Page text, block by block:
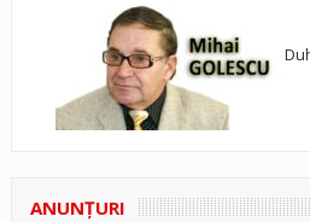
ANUNŢURI